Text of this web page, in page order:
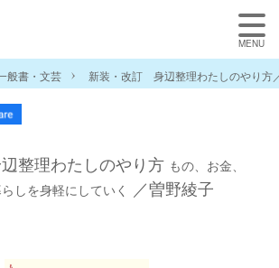
般書・文芸 新装・改訂 身辺整理わたしのやり方
整理わたしのやり方 もの、お金、
しを身軽にしていく
／曽野綾子